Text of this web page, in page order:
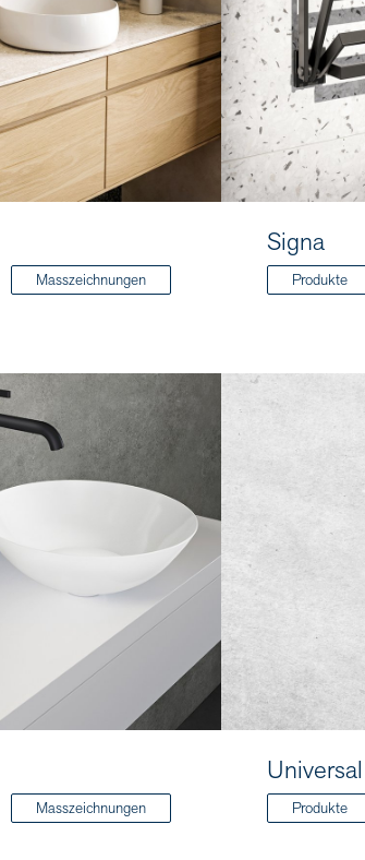
Masszeichnungen
Signa
Produkte
Masszeichnungen Produkte